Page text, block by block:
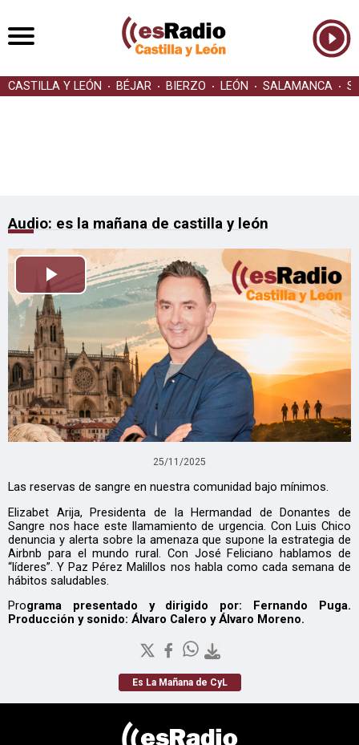
CASTILLA Y LEÓN BÉJAR BIERZO LEÓN SALAMANCA
Audio: es la mañana de castilla y león
Reproducir
25/11/2025
Las reservas de sangre en nuestra comunidad bajo mínimos.
Elizabet Arija, Presidenta de la Hermandad de Donantes de
Sangre nos hace este llamamiento de urgencia. Con Luis Chico
denuncia y alerta sobre la amenaza que supone la estrategia de
Airbnb para el mundo rural. Con José Feliciano hablamos de
“líderes”. Y Paz Pérez Malillos nos habla como cada semana de
hábitos saludables.
Programa presentado y dirigido por: Fernando Puga.
Producción y sonido: Álvaro Calero y Álvaro Moreno.
Es La Mañana de CyL